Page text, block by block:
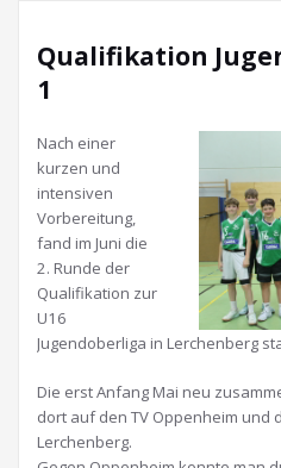
Qualifikation
1
Nach einer
kurzen und
intensiven
Vorbereitung,
fand im Juni die
2. Runde der
Qualifikation zur
U16
Jugendoberliga in Lerchenberg
Die erst Anfang Mai neu
dort auf den TV Oppenheim und
Lerchenberg.